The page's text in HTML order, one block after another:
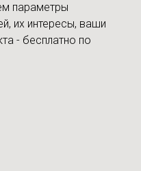
параметры
их интересы, ваши
- бесплатно по